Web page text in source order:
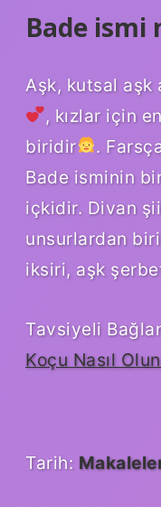
Bade ismi
Aşk, kutsal aşk
, kızlar için
biridir
.
Bade isminin
içkidir. Divan
unsurlardan
iksiri, aşk
Tavsiyeli
Koçu Nasıl
Tarih: